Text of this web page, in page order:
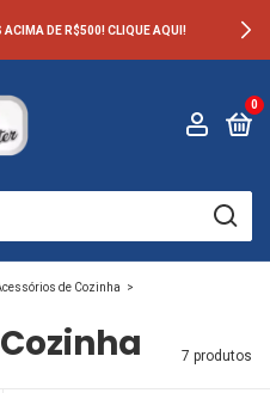
ACIMA DE R$500! CLIQUE AQUI!
0
de Cozinha
>
7 produtos